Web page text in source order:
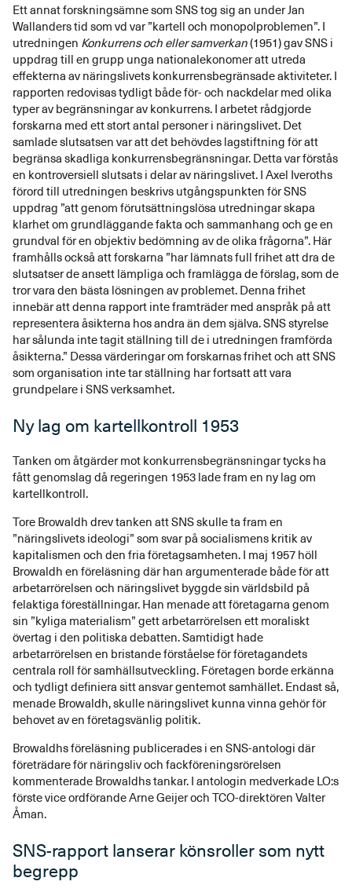
Ett annat forskningsämne som SNS tog sig an under Jan
Wallanders tid som vd var ”kartell och monopolproblemen”. I
utredningen Konkurrens och eller samverkan(1951) gav SNS i
uppdrag till en grupp unga nationalekonomer att utreda
effekterna av näringslivets konkurrensbegränsade aktiviteter. I
rapporten redovisas tydligt både för- och nackdelar med olika
typer av begränsningar av konkurrens. I arbetet rådgjorde
forskarna med ett stort antal personer i näringslivet. Det
samlade slutsatsen var att det behövdes lagstiftning för att
begränsa skadliga konkurrensbegränsningar. Detta var förstås
en kontroversiell slutsats i delar av näringslivet. I Axel Iveroths
förord till utredningen beskrivs utgångspunkten för SNS
uppdrag ”att genom förutsättningslösa utredningar skapa
klarhet om grundläggande fakta och sammanhang och ge en
grundval för en objektiv bedömning av de olika frågorna”. Här
framhålls också att forskarna ”har lämnats full frihet att dra de
slutsatser de ansett lämpliga och framlägga de förslag, som de
tror vara den bästa lösningen av problemet. Denna frihet
innebär att denna rapport inte framträder med anspråk på att
representera åsikterna hos andra än dem själva. SNS styrelse
har sålunda inte tagit ställning till de i utredningen framförda
åsikterna.” Dessa värderingar om forskarnas frihet och att SNS
som organisation inte tar ställning har fortsatt att vara
grundpelare i SNS verksamhet.
Ny lag om kartellkontroll 1953
Tanken om åtgärder mot konkurrensbegränsningar tycks ha
fått genomslag då regeringen 1953 lade fram en ny lag om
kartellkontroll.
Tore Browaldh drev tanken att SNS skulle ta fram en
”näringslivets ideologi” som svar på socialismens kritik av
kapitalismen och den fria företagsamheten. I maj 1957 höll
Browaldh en föreläsning där han argumenterade både för att
arbetarrörelsen och näringslivet byggde sin världsbild på
felaktiga föreställningar. Han menade att företagarna genom
sin ”kyliga materialism” gett arbetarrörelsen ett moraliskt
övertag i den politiska debatten. Samtidigt hade
arbetarrörelsen en bristande förståelse för företagandets
centrala roll för samhällsutveckling. Företagen borde erkänna
och tydligt definiera sitt ansvar gentemot samhället. Endast så,
menade Browaldh, skulle näringslivet kunna vinna gehör för
behovet av en företagsvänlig politik.
Browaldhs föreläsning publicerades i en SNS-antologi där
företrädare för näringsliv och fackföreningsrörelsen
kommenterade Browaldhs tankar. I antologin medverkade LO:s
förste vice ordförande Arne Geijer och TCO-direktören Valter
Åman.
SNS-rapport lanserar könsroller som nytt
begrepp